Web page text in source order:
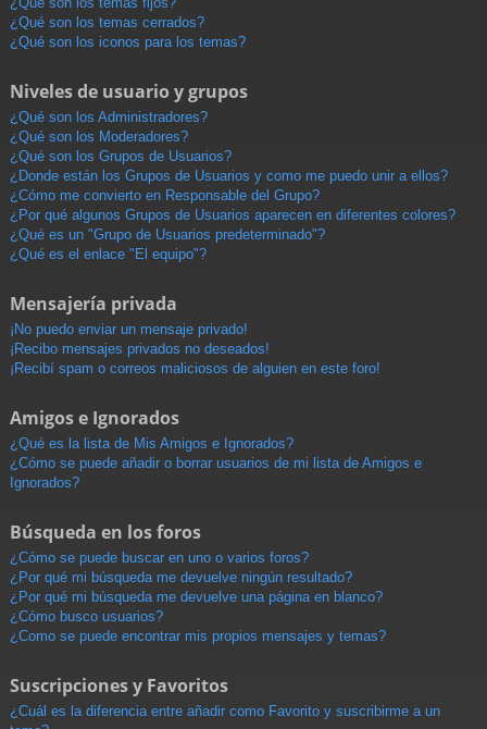
¿Qué son los temas cerrados?
¿Qué son los iconos para los temas?
Niveles de usuario y grupos
¿Qué son los Administradores?
¿Qué son los Moderadores?
¿Qué son los Grupos de Usuarios?
¿Donde están los Grupos de Usuarios y como me puedo unir a ellos?
¿Cómo me convierto en Responsable del Grupo?
¿Por qué algunos Grupos de Usuarios aparecen en diferentes colores?
¿Qué es un "Grupo de Usuarios predeterminado"?
¿Qué es el enlace "El equipo"?
Mensajería privada
¡No puedo enviar un mensaje privado!
¡Recibo mensajes privados no deseados!
¡Recibí spam o correos maliciosos de alguien en este foro!
Amigos e Ignorados
¿Qué es la lista de Mis Amigos e Ignorados?
¿Cómo se puede añadir o borrar usuarios de mi lista de Amigos e
Ignorados?
Búsqueda en los foros
¿Cómo se puede buscar en uno o varios foros?
¿Por qué mi búsqueda me devuelve ningún resultado?
¿Por qué mi búsqueda me devuelve una página en blanco?
¿Cómo busco usuarios?
¿Como se puede encontrar mis propios mensajes y temas?
Suscripciones y Favoritos
¿Cuál es la diferencia entre añadir como Favorito y suscribirme a un